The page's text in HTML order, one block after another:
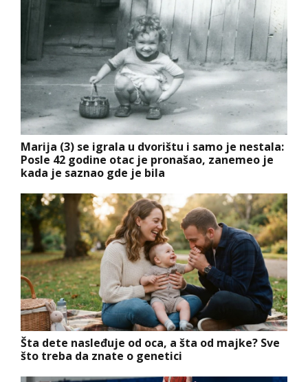
Marija (3) se igrala u dvorištu i samo je nestala:
Posle 42 godine otac je pronašao, zanemeo je
kada je saznao gde je bila
Šta dete nasleđuje od oca, a šta od majke? Sve
što treba da znate o genetici